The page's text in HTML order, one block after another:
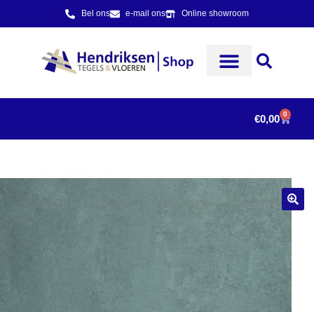
Bel ons e-mail ons Online showroom
€0,00 0